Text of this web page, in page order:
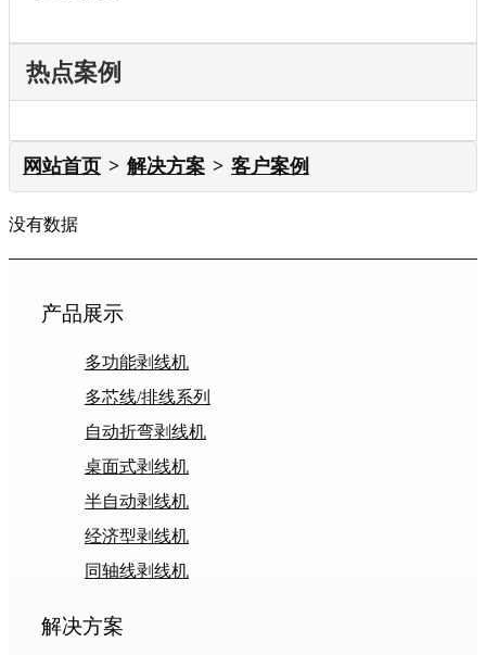
热点案例
网站首页 解决方案 客户案例
没有数据
产品展示
多功能剥线机
多芯线/排线系列
自动折弯剥线机
桌面式剥线机
半自动剥线机
经济型剥线机
同轴线剥线机
解决方案